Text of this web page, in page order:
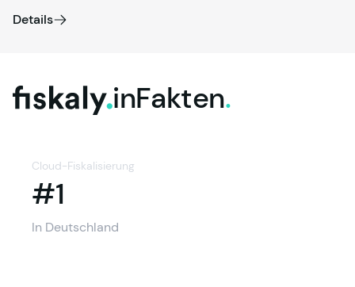
Details
fiskaly. inFakten.
Cloud-Fiskalisierung
#1
In Deutschland